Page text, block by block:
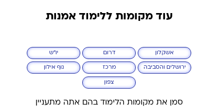
עוד מקומות ללימוד אמנות
אשקלון דרום יו"ש
ירושלים והסביבה מרכז נוף אילון
צפון
סמן את מקומות הלימוד בהם אתה מתעניין